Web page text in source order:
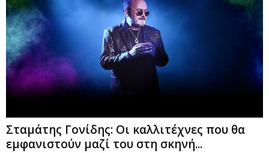
Σταμάτης Γονίδης: Οι καλλιτέχνες που θα
εμφανιστούν μαζί του στη σκηνή...